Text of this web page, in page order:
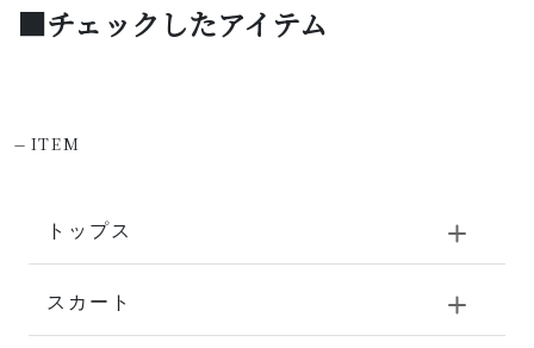
■チェックしたアイテム
-ITEM
トップス
スカート